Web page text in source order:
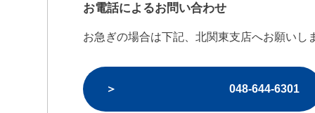
お電話によるお問い合わせ
お急ぎの場合は下記、北関東支店へお願いし
048-644-6301